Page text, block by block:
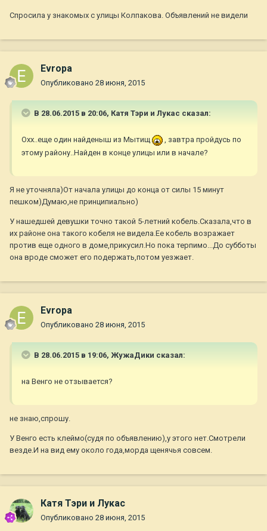
Спросила у знакомых с улицы Колпакова. Объявлений не видели
Evropa
Опубликовано 28 июня, 2015
В 28.06.2015 в 20:06, Катя Тэри и Лукас сказал:
Охх..еще один найденыш из Мытищ
, завтра пройдусь по
этому району..Найден в конце улицы или в начале?
Я не уточняла)От начала улицы до конца от силы 15 минут
пешком)Думаю,не принципиально)
У нашедшей девушки точно такой 5-летний кобель.Сказала,что в
их районе она такого кобеля не видела.Ее кобель возражает
против еще одного в доме,прикусил.Но пока терпимо...До субботы
она вроде сможет его подержать,потом уезжает.
Evropa
Опубликовано 28 июня, 2015
В 28.06.2015 в 19:06, ЖужаДики сказал:
на Венго не отзывается?
не знаю,спрошу.
У Венго есть клеймо(судя по объявлению),у этого нет.Смотрели
везде.И на вид ему около года,морда щенячья совсем.
Катя Тэри и Лукас
Опубликовано 28 июня, 2015